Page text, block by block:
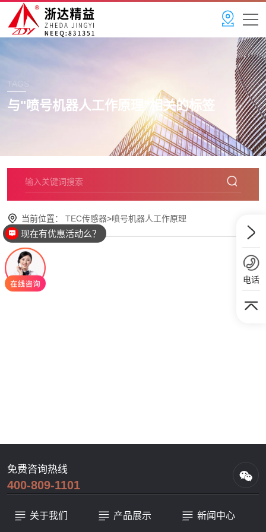
与"喷号机器人工作原理 "相关的标签
当前位置： TEC传感器>喷号机器人工作原理
免费咨询热线
400-809-1101
关于我们 产品展示 新闻中心
电话
现在有优惠活动么？